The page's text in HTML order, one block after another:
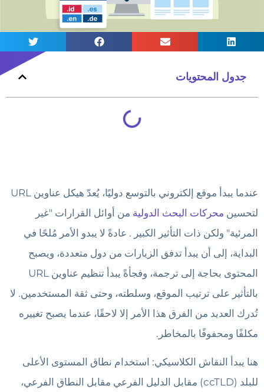
جدول المحتويات
عندما يبدأ موقع إلكتروني بالتوسع دوليًا، يُعدّ هيكل عناوين URL
لتحسين محركات البحث الدولية من أوائل القرارات "غير
المرئية" ولكن ذات التأثير الكبير . عادةً لا يبدو الأمر مُلحًا في
البداية، إلى أن يبدأ تدفق الزيارات من دول متعددة، ويصبح
المحتوى بحاجة إلى ترجمة، وفجأةً يبدأ تنظيم عناوين URL
بالتأثير على ترتيب الموقع، وسلطته، وحتى ثقة المستخدمين. لا
تُدرك العديد من الفرق هذا الأمر إلا لاحقًا، عندما يصبح تغييره
مكلفًا ومحفوفًا بالمخاطر.
هنا يبدأ النقاش الكلاسيكي: استخدام نطاق المستوى الأعلى
للبلد (ccTLD) مقابل الدليل الفرعي مقابل النطاق الفرعي،